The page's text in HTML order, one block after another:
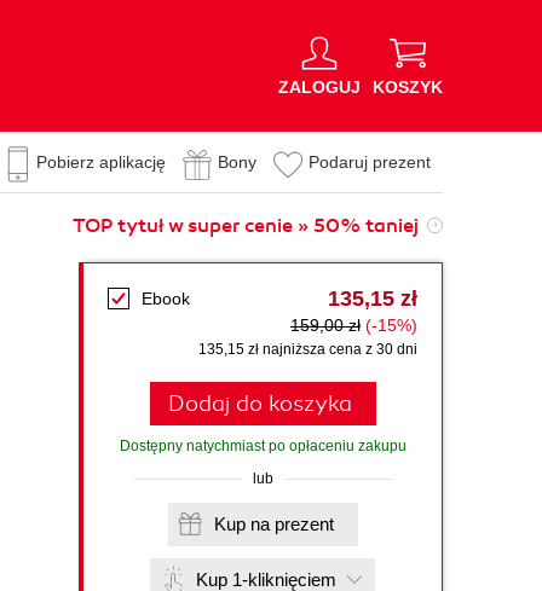
ZALOGUJ KOSZYK
Pobierz aplikację Bony Podaruj prezent
TOP tytuł w super cenie » 50% taniej
Ebook 135,15 zł
159,00 zł (-15%)
135,15 zł najniższa cena z 30 dni
Dodaj do koszyka
Dostępny natychmiast po opłaceniu zakupu
lub
Kup na prezent
Kup 1-kliknięciem